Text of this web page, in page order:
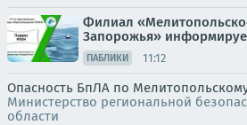
Филиал
Запорожья»
ПАБЛИКИ 11:12
Опасность БпЛА по
Министерство региональной
области